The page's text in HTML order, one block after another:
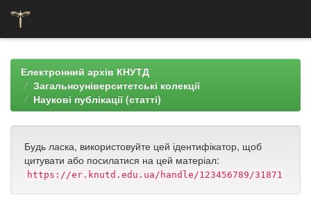
navigationЕлектронний архів КНУТД
Загальноуніверситетські колекції
Наукові публікації (статті)
Будь ласка, використовуйте цей ідентифікатор, щоб
цитувати або посилатися на цей матеріал:
https://er.knutd.edu.ua/handle/123456789/31871